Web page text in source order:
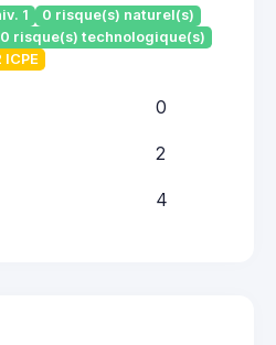
1
0 risque(s) naturel(s)
0 risque(s) technologique(s)
ICPE
0
2
4